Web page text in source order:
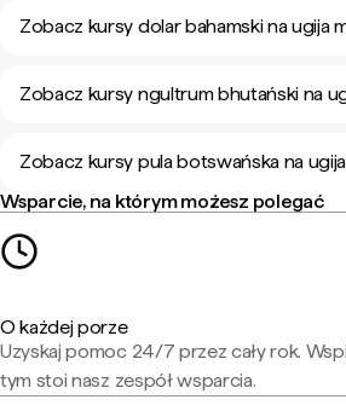
Zobacz kursy dolar bahamski na ugija
Zobacz kursy ngultrum bhutański na
Zobacz kursy pula botswańska na
Wsparcie, na którym możesz polegać
O każdej porze
Uzyskaj pomoc 24/7 przez cały rok.
tym stoi nasz zespół wsparcia.